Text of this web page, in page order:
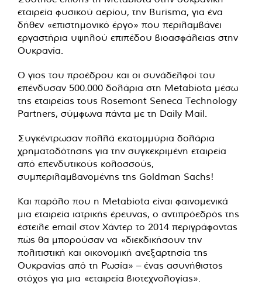
εταιρεία φυσικού αερίου, την Burisma, για ένα
δήθεν «επιστημονικό έργο» που περιλαμβάνει
εργαστήρια υψηλού επιπέδου βιοασφάλειας στην
Ουκρανία.
Ο γιος του προέδρου και οι συνάδελφοί του
επένδυσαν 500.000 δολάρια στη Metabiota μέσω
της εταιρείας τους Rosemont Seneca Technology
Partners, σύμφωνα πάντα με τη Daily Mail.
Συγκέντρωσαν πολλά εκατομμύρια δολάρια
χρηματοδότησης για την συγκεκριμένη εταιρεία
από επενδυτικούς κολοσσούς,
συμπεριλαμβανομένης της Goldman Sachs!
Και παρόλο που η Metabiota είναι φαινομενικά
μια εταιρεία ιατρικής έρευνας, ο αντιπρόεδρός της
έστειλε email στον Χάντερ το 2014 περιγράφοντας
πώς θα μπορούσαν να «διεκδικήσουν την
πολιτιστική και οικονομική ανεξαρτησία της
Ουκρανίας από τη Ρωσία» – ένας ασυνήθιστος
στόχος για μια «εταιρεία βιοτεχνολογίας».